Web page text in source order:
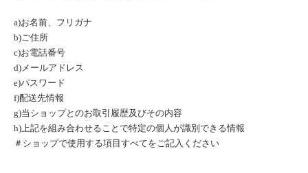
a)お名前、フリガナ
b)ご住所
c)お電話番号
d)メールアドレス
e)パスワード
f)配送先情報
g)当ショップとのお取引履歴及びその内容
h)上記を組み合わせることで特定の個人が識別できる情報
＃ショップで使用する項目すべてをご記入ください